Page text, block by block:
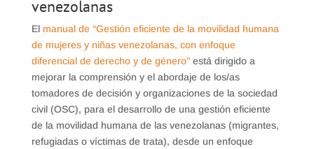
venezolanas
El manual de “Gestión eficiente de la movilidad humana
de mujeres y niñas venezolanas, con enfoque
diferencial de derecho y de género”está dirigido a
mejorar la comprensión y el abordaje de los/as
tomadores de decisión y organizaciones de la sociedad
civil (OSC), para el desarrollo de una gestión eficiente
de la movilidad humana de las venezolanas (migrantes,
refugiadas o víctimas de trata), desde un enfoque